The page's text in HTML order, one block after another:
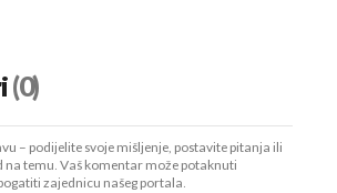
(0)
– podijelite svoje mišljenje, postavite pitanja ili
na temu. Vaš komentar može potaknuti
zajednicu našeg portala.